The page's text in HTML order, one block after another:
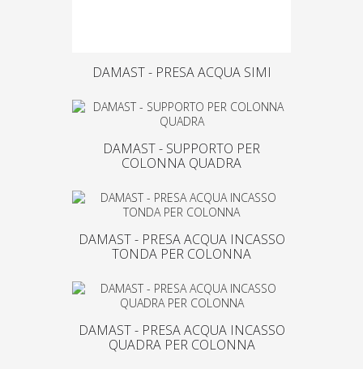
DAMAST - PRESA ACQUA SIMI
DAMAST - SUPPORTO PER
COLONNA QUADRA
DAMAST - PRESA ACQUA INCASSO
TONDA PER COLONNA
DAMAST - PRESA ACQUA INCASSO
QUADRA PER COLONNA